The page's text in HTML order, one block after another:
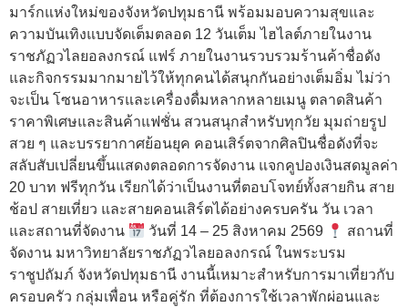
มาร์กแห่งใหม่ของจังหวัดปทุมธานี พร้อมมอบความสุขและ
ความบันเทิงแบบจัดเต็มตลอด 12 วันเต็ม ไฮไลต์ภายในงาน
ราชภัฏวไลยอลงกรณ์ แฟร์ ภายในงานรวบรวมร้านค้าชื่อดัง
และกิจกรรมมากมายไว้ให้ทุกคนได้สนุกกันอย่างเต็มอิ่ม ไม่ว่า
จะเป็น โซนอาหารและเครื่องดื่มหลากหลายเมนู ตลาดสินค้า
ราคาพิเศษและสินค้าแฟชั่น สวนสนุกสำหรับทุกวัย มุมถ่ายรูป
สวย ๆ และบรรยากาศย้อนยุค คอนเสิร์ตจากศิลปินชื่อดังที่จะ
สลับสับเปลี่ยนขึ้นแสดงตลอดการจัดงาน แจกคูปองเงินสดมูลค่า
20 บาท ฟรีทุกวัน เรียกได้ว่าเป็นงานที่ตอบโจทย์ทั้งสายกิน สาย
ช้อป สายเที่ยว และสายคอนเสิร์ตได้อย่างครบครัน วัน เวลา
และสถานที่จัดงาน
วันที่ 14 – 25 สิงหาคม 2569
สถานที่
จัดงาน มหาวิทยาลัยราชภัฏวไลยอลงกรณ์ ในพระบรม
ราชูปถัมภ์ จังหวัดปทุมธานี งานนี้เหมาะสำหรับการมาเที่ยวกับ
ครอบครัว กลุ่มเพื่อน หรือคู่รัก ที่ต้องการใช้เวลาพักผ่อนและ